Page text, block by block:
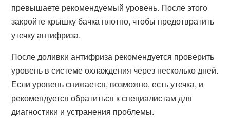
превышаете рекомендуемый уровень. После этого
закройте крышку бачка плотно, чтобы предотвратить
утечку антифриза.
После доливки антифриза рекомендуется проверить
уровень в системе охлаждения через несколько дней.
Если уровень снижается, возможно, есть утечка, и
рекомендуется обратиться к специалистам для
диагностики и устранения проблемы.